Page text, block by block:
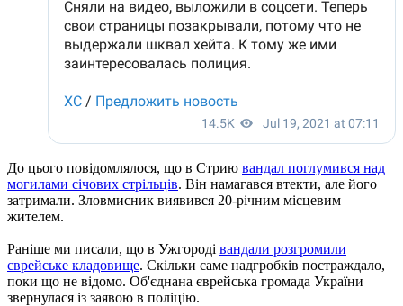
До цього повідомлялося, що в Стрию вандал поглумився над
могилами січових стрільців. Він намагався втекти, але його
затримали. Зловмисник виявився 20-річним місцевим
жителем.
Раніше ми писали, що в Ужгороді вандали розгромили
єврейське кладовище. Скільки саме надгробків постраждало,
поки що не відомо. Об'єднана єврейська громада України
звернулася із заявою в поліцію.